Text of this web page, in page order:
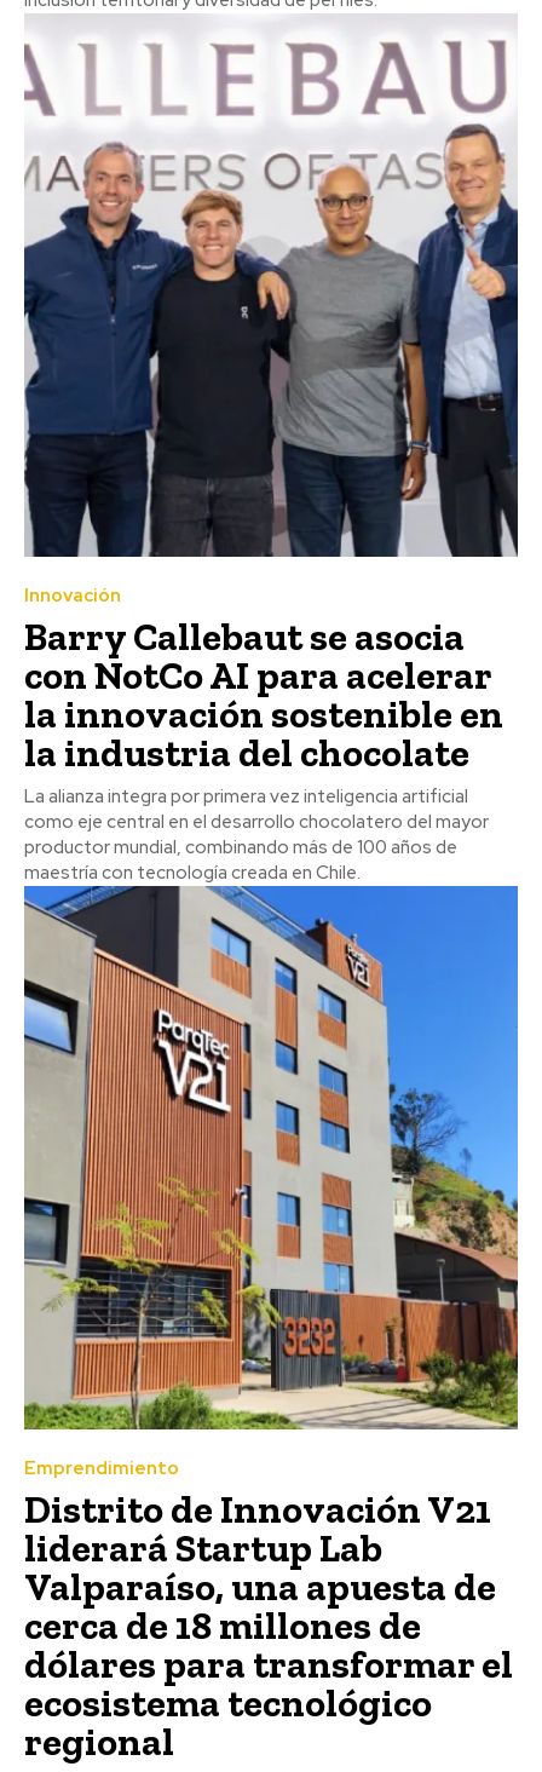
Innovación
Barry Callebaut se asocia
con NotCo AI para acelerar
la innovación sostenible en
la industria del chocolate
La alianza integra por primera vez inteligencia artificial
como eje central en el desarrollo chocolatero del mayor
productor mundial, combinando más de 100 años de
maestría con tecnología creada en Chile.
Emprendimiento
Distrito de Innovación V21
liderará Startup Lab
Valparaíso, una apuesta de
cerca de 18 millones de
dólares para transformar el
ecosistema tecnológico
regional